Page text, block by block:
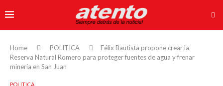
Home POLITICA
Félix Bautista propone crear la
Reserva Natural Romero para proteger fuentes de agua y frenar
minería en San Juan
POLITICA